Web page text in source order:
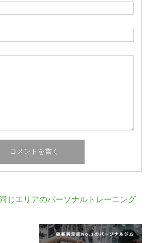
じエリアのパーソナルトレーニング